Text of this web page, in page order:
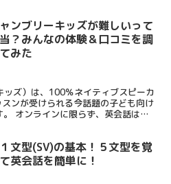
ンブリーキッズが難しいって
？みんなの体験＆口コミを調
みた
ッズ）は、100％ネイティブスピーカ
ンが受けられる今話題の子ども向け
オンラインに限らず、英会話は、
文型(SV)の基本！５文型を覚
英会話を簡単に！